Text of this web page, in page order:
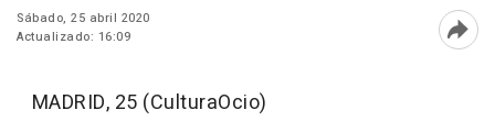
Sábado, 25 abril 2020
Actualizado: 16:09
MADRID, 25 (CulturaOcio)